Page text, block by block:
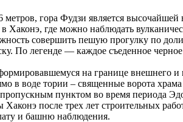
гора Фудзи является высочайшей
Хаконэ, где можно наблюдать
совершить пешую прогулку по
По легенде — каждое съеденное
на границе внешнего
в воде тории – священные ворота
пунктом во время периода
после трех лет строительных
и башню наблюдения.